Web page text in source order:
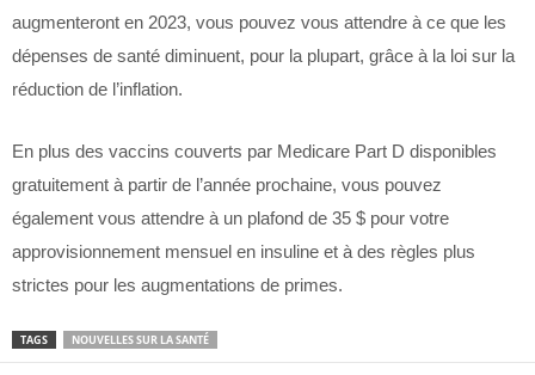
augmenteront en 2023, vous pouvez vous attendre à ce que les
dépenses de santé diminuent, pour la plupart, grâce à la loi sur la
réduction de l’inflation.
En plus des vaccins couverts par Medicare Part D disponibles
gratuitement à partir de l’année prochaine, vous pouvez
également vous attendre à un plafond de 35 $ pour votre
approvisionnement mensuel en insuline et à des règles plus
strictes pour les augmentations de primes.
TAGS NOUVELLES SUR LA SANTÉ